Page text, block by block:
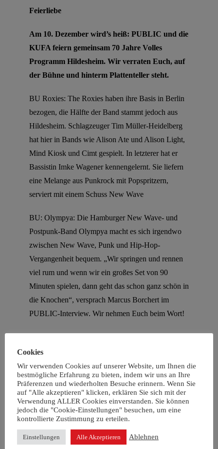
Feierliebe
Am 10. Dezember wird’s heiß: PUBLIC und die
KUFA feiern gemeinsam 70 Jahre Volles
Programm Hildesheim. Wir verraten Euch, auf
der Bühne und hinterm Plattenteller steht.
BU Roxies: The Roxieshaben ihre Basis in Berlin
bezogen, die Hälfte der Band stammt jedoch aus
Hildesheim. Schlagzeuger Tim Müller-Heidelberg
hat hier in Bands wie Alison Ate und Alison Light,
Mind Kiosk und Cimtgespielt. In letzterer hat er
Bassistin Imke Wagenerkennengelernt. Sie liefern
eine Melange aus Punkrock mit Popspritzern,
serviert mit einem Schuss New Wave
BU: Olympya: Die Hamburger New Wave- und
Postpunk-Band Olympya macht es sich irgendwo
zwischen New Wave, Punk und Hip-Hop-
Vergangenheitbequem. „Wir springen und rennen
viel rum und wenn wir ein großes Set von 90
Minuten spielen, dann geht das schon ganz schön in
die Knochen“, versprach Marcus Borchertim
PUBLIC-Interview. Wir nehmen Euch beim Wort!
Whollebe
imThav,sorgt fürverdammt guten Indiepop vom
Plattenteller
BU Hilde Tanzt: DJBraesh& Jesse Jamesbringen
Hilde zumTanzen. Mit im Gepäck: Neues,
Angesagtes und Altbekanntes aus
Alternative und Artverwandtem
Cookies
Wir verwenden Cookies auf unserer Website, um Ihnen die
bestmögliche Erfahrung zu bieten, indem wir uns an Ihre
Präferenzen und wiederholten Besuche erinnern. Wenn Sie
auf "Alle akzeptieren" klicken, erklären Sie sich mit der
Verwendung ALLER Cookies einverstanden. Sie können
jedoch die "Cookie-Einstellungen" besuchen, um eine
kontrollierte Zustimmung zu erteilen.
Einstellungen Alle Akzeptieren Ablehnen